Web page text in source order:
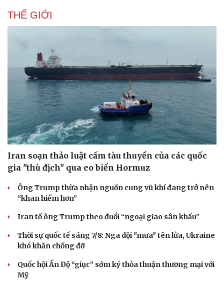
Tư vấn
Săn Tour
Câu chuyện thời sự
Kể chuyện cho bé
Hạt giống tâm hồn
THẾ GIỚI
Iran soạn thảo luật cấm tàu thuyền của các quốc
gia "thù địch" qua eo biển Hormuz
Ông Trump thừa nhận nguồn cung vũ khí đang trở nên
“khan hiếm hơn”
Iran tố ông Trump theo đuổi “ngoại giao sân khấu”
Thời sự quốc tế sáng 7/8: Nga dội "mưa" tên lửa, Ukraine
khó khăn chống đỡ
Quốc hội Ấn Độ “giục” sớm ký thỏa thuận thương mại với
Mỹ